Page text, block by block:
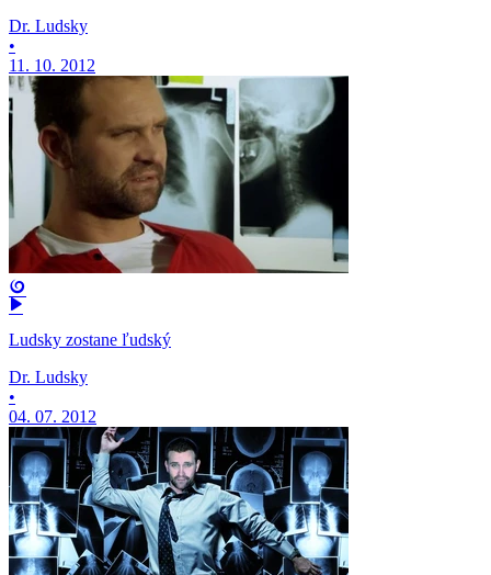
Dr. Ludsky
•
11. 10. 2012
Ludsky zostane ľudský
Dr. Ludsky
•
04. 07. 2012